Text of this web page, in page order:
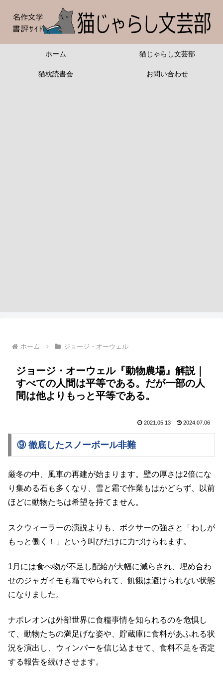
ホーム 猫じゃらし文芸部
猫枕読書会 お問い合わせ
ホーム ジョージ・オーウェル
ジョージ・オーウェル『動物農場』解説｜
すべての人間は平等である。だが一部の人
間は他よりもっと平等である。
2021.05.13 2024.07.06
⑨ 徹底したスノーボール非難
厳冬の中、風車の再建が始まります。壁の厚さは2倍にな
り集める石も多くなり、雪と霜で作業もはかどらず、以前
ほどに動物たちは希望を持てません。
スクウィーラーの演説よりも、ボクサーの強さと「わしが
もっと働く！」という叫びだけに力づけられます。
1月には食べ物が不足し配給が大幅に減らされ、埋め合わ
せのジャガイモも霜でやられて、飢餓は避けられない状態
になりました。
ナポレオンは外部世界に食糧事情を知られるのを危惧し
て、動物たちの満足げな姿や、貯蔵庫に食料があふれる状
況を演出し、ウィンパーを信じ込ませて、食料不足を否定
する報告を続けさせます。